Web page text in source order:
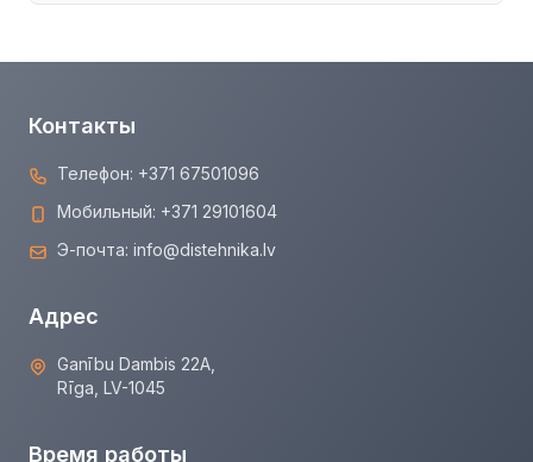
Контакты
Телефон: +371 67501096
Мобильный: +371 29101604
Э-почта: info@distehnika.lv
Адрес
Ganību Dambis 22A,
Rīga, LV-1045
Время работы